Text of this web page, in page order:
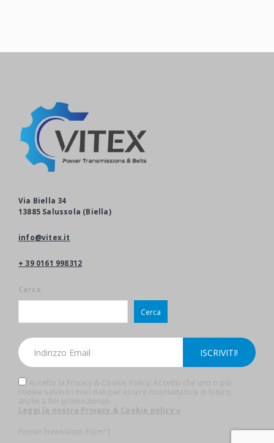
Via Biella 34
13885 Salussola (Biella)
info@vitex.it
+ 39 0161 998312
Cerca
Cerca
Accetto la Privacy & Cookie Policy. Accetto che uno o più
cookie salvino i miei dati per essere ricontattato/a in futuro,
anche a fini promozionali.
Leggi la nostra Privacy & Cookie policy »
Footer Newsletter Form"]